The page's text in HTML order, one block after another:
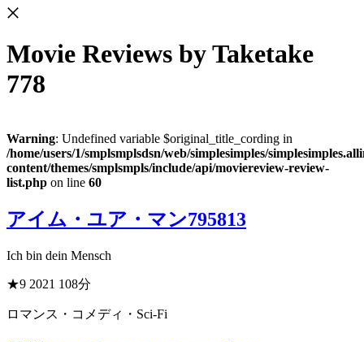
Movie Reviews by Taketake
778
Warning: Undefined variable $original_title_cording in
/home/users/1/smplsmplsdsn/web/simplesimples/
content/themes/smplsmpls/include/api/moviereview-review-
list.php on line 60
アイム・ユア・マン795813
Ich bin dein Mensch
★9 2021 108分
ロマンス・コメディ・Sci-Fi